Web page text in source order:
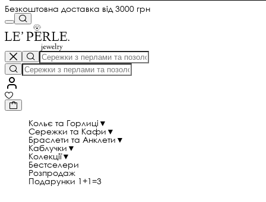
Безкоштовна доставка від 3000 грн
Кольє та Горлиці ▼
Сережки та Кафи ▼
Браслети та Анклети ▼
Каблучки ▼
Колекції▼
Бестселери
Розпродаж
Подарунки 1+1=3